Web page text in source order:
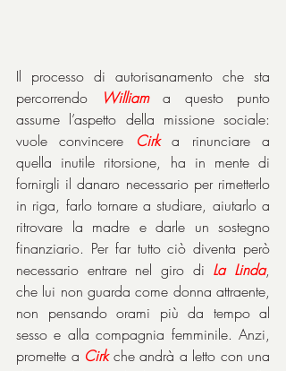
Il processo di autorisanamento che sta
percorrendo
William a questo punto
assume l’aspetto della missione sociale:
vuole convincere Cirk a rinunciare a
quella inutile ritorsione, ha in mente di
fornirgli il danaro necessario per rimetterlo
in riga, farlo tornare a studiare, aiutarlo a
ritrovare la madre e darle un sostegno
finanziario. Per far tutto ciò diventa però
necessario entrare nel giro di La Linda,
che lui non guarda come donna attraente,
non pensando orami più da tempo al
sesso e alla compagnia femminile. Anzi,
promette a Cirk che andrà a letto con una